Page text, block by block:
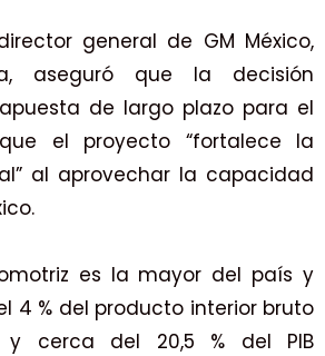
general de GM México,
aseguró que la decisión
de largo plazo para el
el proyecto “fortalece la
al aprovechar la capacidad
es la mayor del país y
4 % del producto interior bruto
y cerca del 20,5 % del PIB